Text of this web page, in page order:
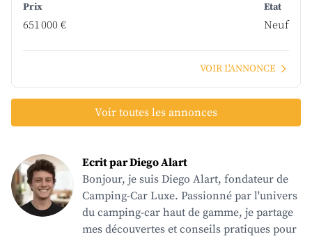
Prix
651 000 €
Etat
Neuf
VOIR L'ANNONCE
Voir toutes les annonces
Ecrit par Diego Alart
Bonjour, je suis Diego Alart, fondateur de
Camping-Car Luxe. Passionné par l'univers
du camping-car haut de gamme, je partage
mes découvertes et conseils pratiques pour